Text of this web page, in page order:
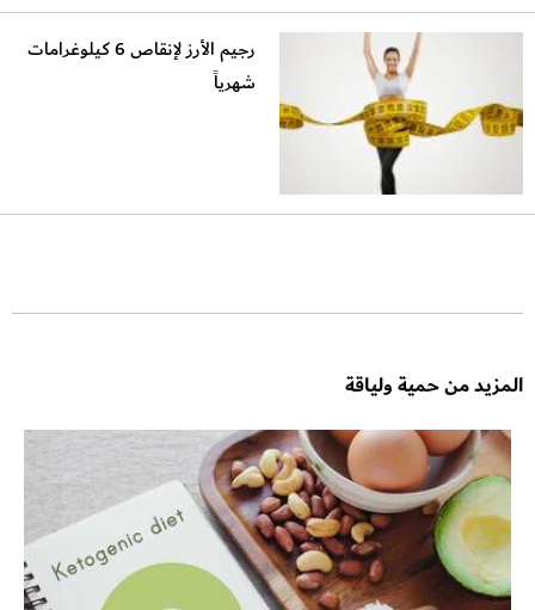
رجيم الأرز لإنقاص 6 كيلوغرامات
شهرياً
المزيد من حمية ولياقة